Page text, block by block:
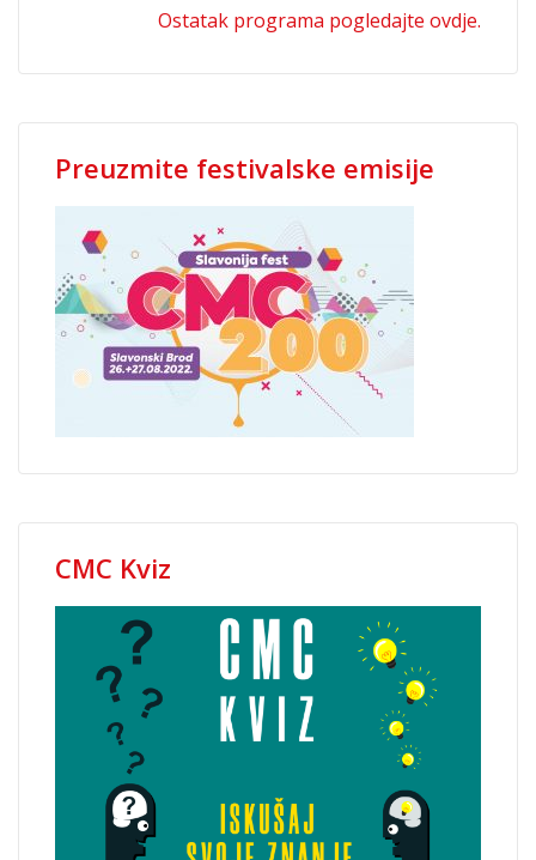
Ostatak programa pogledajte ovdje.
Preuzmite festivalske emisije
CMC Kviz